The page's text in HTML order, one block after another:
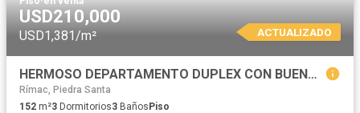
USD210,000
USD1,381/m² ACTUALIZADO
HERMOSO DEPARTAMENTO DUPLEX CON BUENOS ACABADOS EN CAYMA
Rímac, Piedra Santa
152 m²3 Dormitorios3 BañosPiso